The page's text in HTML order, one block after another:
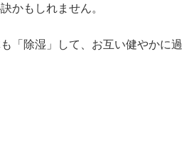
かもしれません。
「除湿」して、お互い健やかに過